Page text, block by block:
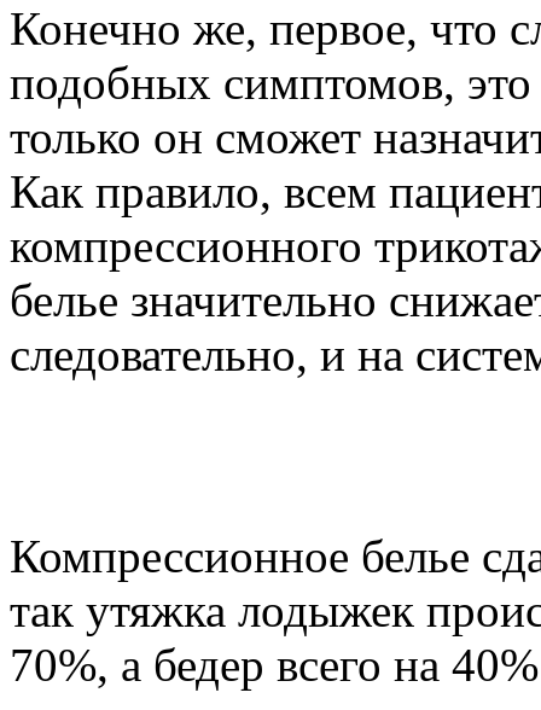
Конечно же, первое, что
подобных симптомов, это
только он сможет
Как правило, всем
компрессионного
белье значительно
следовательно, и на
Компрессионное белье
так утяжка лодыжек
70%, а бедер всего на